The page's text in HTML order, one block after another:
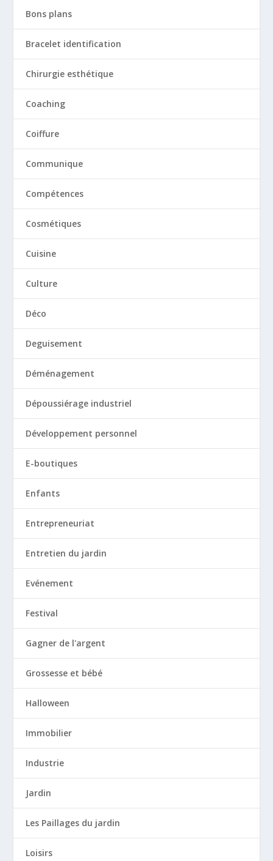
Bons plans
Bracelet identification
Chirurgie esthétique
Coaching
Coiffure
Communique
Compétences
Cosmétiques
Cuisine
Culture
Déco
Deguisement
Déménagement
Dépoussiérage industriel
Développement personnel
E-boutiques
Enfants
Entrepreneuriat
Entretien du jardin
Evénement
Festival
Gagner de l'argent
Grossesse et bébé
Halloween
Immobilier
Industrie
Jardin
Les Paillages du jardin
Loisirs